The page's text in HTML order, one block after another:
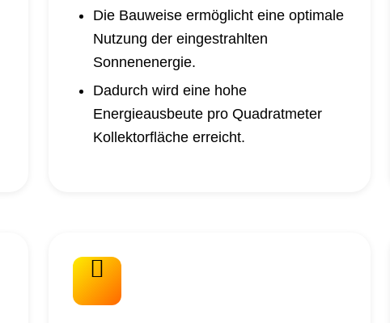
Die Bauweise ermöglicht eine optimale
Nutzung der eingestrahlten
Sonnenenergie.
Dadurch wird eine hohe
Energieausbeute pro Quadratmeter
Kollektorfläche erreicht.